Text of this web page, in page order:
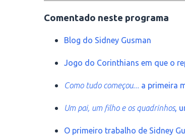
Comentado neste programa
Blog do Sidney Gusman
Jogo do Corinthians em que o
Como tudo começou... a primeira
Um pai, um filho e os quadrinhos,
O primeiro trabalho de Sidney